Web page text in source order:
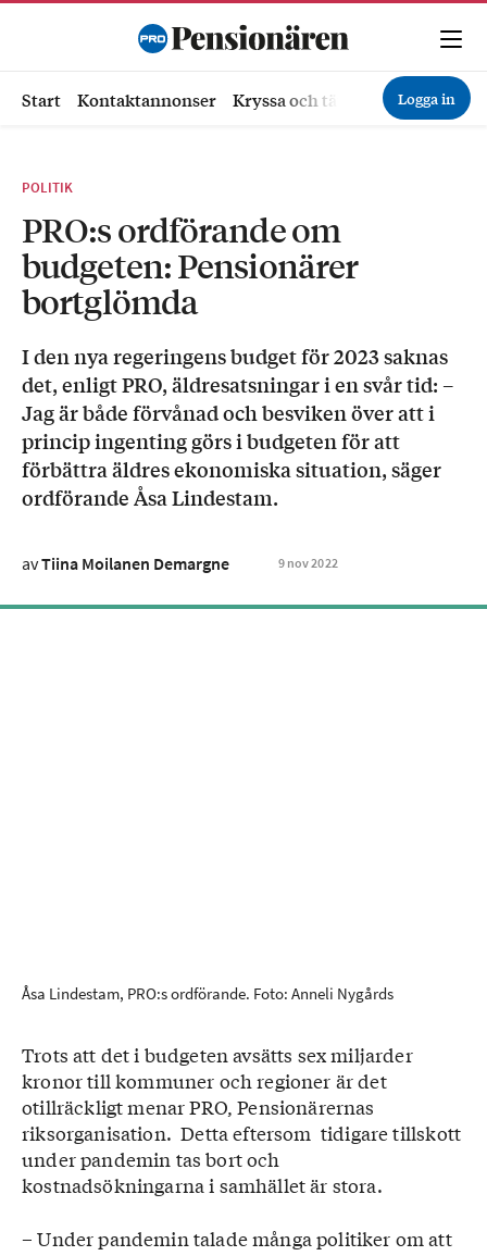
Start Kontaktannonser Kryssa och tävla Ekonomi
Logga in
POLITIK
PRO:s ordförande om
budgeten: Pensionärer
bortglömda
I den nya regeringens budget för 2023 saknas
det, enligt PRO, äldresatsningar i en svår tid: –
Jag är både förvånad och besviken över att i
princip ingenting görs i budgeten för att
förbättra äldres ekonomiska situation, säger
ordförande Åsa Lindestam.
avTiina Moilanen Demargne 9 nov2022
Åsa Lindestam, PRO:s ordförande. Foto: Anneli Nygårds
Trots att det i budgeten avsätts sex miljarder
kronor till kommuner och regioner är det
otillräckligt menar PRO, Pensionärernas
riksorganisation. Detta eftersom tidigare tillskott
under pandemin tas bort och
kostnadsökningarna i samhället är stora.
– Under pandemin talade många politiker om att